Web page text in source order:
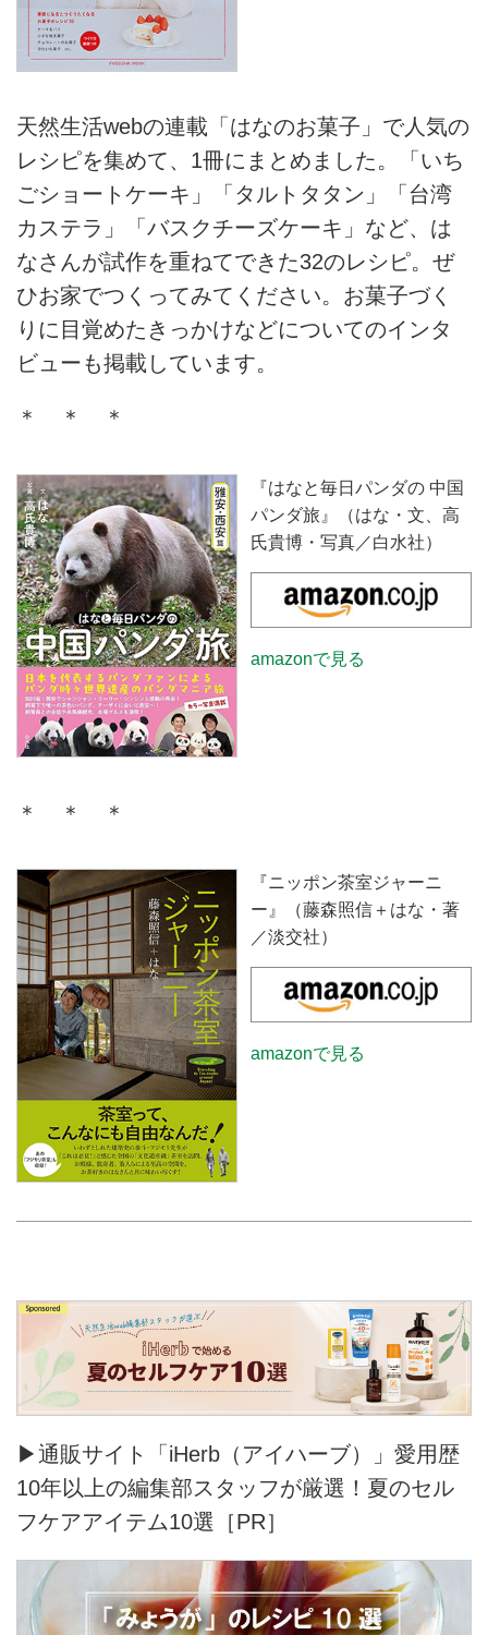
天然生活webの連載「はなのお菓子」で人気の
レシピを集めて、1冊にまとめました。「いち
ごショートケーキ」「タルトタタン」「台湾
カステラ」「バスクチーズケーキ」など、は
なさんが試作を重ねてできた32のレシピ。ぜ
ひお家でつくってみてください。お菓子づく
りに目覚めたきっかけなどについてのインタ
ビューも掲載しています。
＊ ＊ ＊
『はなと毎日パンダの 中国
パンダ旅』（はな・文、高
氏貴博・写真／白水社）
amazonで見る
＊ ＊ ＊
『ニッポン茶室ジャーニ
ー』（藤森照信＋はな・著
／淡交社）
amazonで見る
▶通販サイト「iHerb（アイハーブ）」愛用歴
10年以上の編集部スタッフが厳選！夏のセル
フケアアイテム10選［PR］